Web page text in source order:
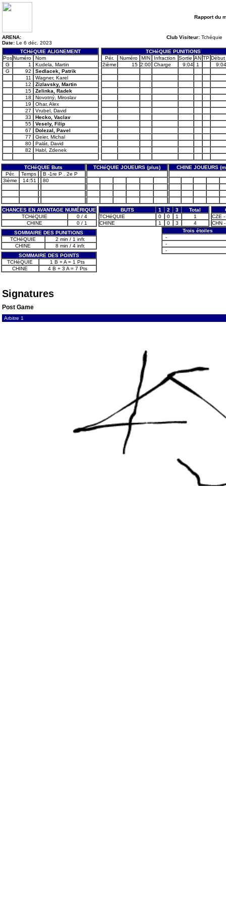
Rapport du
ARENA:
Date: Le 6 déc. 2023
Club Visiteur: Tchéquie
TCHéQUIE ALIGNEMENT
PosNuméro
Nom
G
1
Kudela, Martin
G
92
Sedlacek, Patrik
11
Wagner, Karel
12
Zizlavsky, Martin
15
Zelinka, Radek
18
Novotný, Miroslav
19
Ohar, Alex
27
Vrubel, David
33
Hecko, Vaclav
55
Vesely, Filip
67
Dolezal, Pavel
77
Geier, Michal
80
Palát, David
82
Habl, Zdenek
TCHéQUIE PUNITIONS
Pér.
Numéro MIN Infraction Sortie AN TP Début
2ième
15 2:00 Charge 9:04 1 9:04
TCHéQUIE Buts TCHéQUIE JOUEURS (plus)
CHINE JOUEURS
Pér.
Temps
B -1re P . 2e P
3ième
14:51 80
CHANCES EN AVANTAGE NUMÉRIQUE
TCHéQUIE
0 / 4
CHINE
0 / 1
SOMMAIRE DES PUNITIONS
TCHéQUIE
2 min / 1 infr.
CHINE
8 min / 4 infr.
SOMMAIRE DES POINTS
TCHéQUIE
1 B + A = 1 Pts
CHINE
4 B + 3 A = 7 Pts
BUTS 1 2 3
Total
TCHéQUIE
0 0 1
1
CHINE
1 0 3 4
CZE
CHN
Trois étoiles
-
-
-
Signatures
Post Game
Arbitre 1